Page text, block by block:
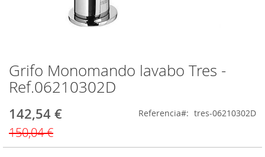
Grifo Monomando lavabo Tres -
Ref.06210302D
Precio
142,54 €
150,04 €
Referencia tres-06210302D
Saltar
al
comienzo
la
galería
de
imágenes